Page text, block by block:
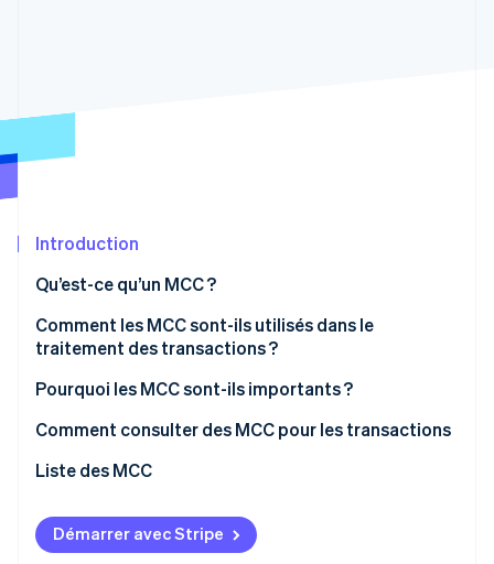
Constitution de start-up
Climate
Stripe Sessions 2026
Découvrez comment Stripe construit l’infrastructure
Regarder la vidéo
Introduction
Qu’est-ce qu’un MCC ?
Comment les MCC sont-ils utilisés dans le
traitement des transactions ?
Pourquoi les MCC sont-ils importants ?
Comment consulter des MCC pour les transactions
Liste des MCC
Démarrer avec Stripe